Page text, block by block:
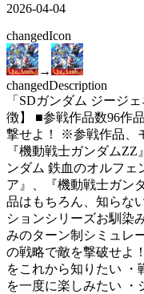
2026-04-04
changedIcon
→
changedDescription
「SDガンダム ジージ
徴】 ■参戦作品数96作
撃せよ！ ※参戦作品、
『機動戦士ガンダム
ンダム 鉄血のオルフェ
ア』、『機動戦士ガン
品はもちろん、知らな
ションシリーズお馴染
みのターン制シミュレ
の戦略で敵を撃破せよ
をこれから知りたい
を一度に楽しみたい ・